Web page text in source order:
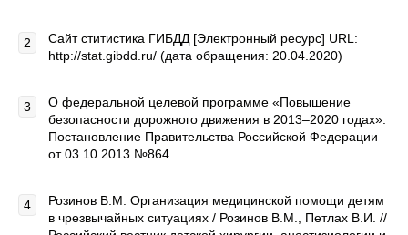
Сайт ститистика ГИБДД [Электронный ресурс] URL:
http://stat.gibdd.ru/ (дата обращения: 20.04.2020)
О федеральной целевой программе «Повышение
безопасности дорожного движения в 2013–2020 годах»:
Постановление Правительства Российской Федерации
от 03.10.2013 №864
Розинов В.М. Организация медицинской помощи детям
в чрезвычайных ситуациях / Розинов В.М., Петлах В.И. //